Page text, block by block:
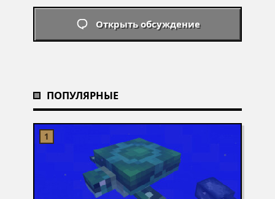
Открыть обсуждение
ПОПУЛЯРНЫЕ